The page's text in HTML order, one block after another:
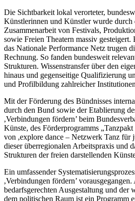
Die Sichtbarkeit lokal verorteter,
Künstlerinnen und Künstler wurde durch
Zusammenarbeit von Festivals,
sowie Freien Theatern massiv
das Nationale Performance Netz trugen
Rechnung. So fanden bundesweit
Strukturen. Wissenstransfer über den
hinaus und gegenseitige Qualifizierung
und Profilbildung zahlreicher
Mit der Förderung des Bündnisses
durch den Bund sowie der Etablierung
,Verbindungen fördern’ beim
Künste, des Förderprogramms
von ,explore dance – Netzwerk Tanz für
dieser überregionalen Arbeitspraxis und
Strukturen der freien darstellenden
Ein umfassender
,Verbindungen fördern’
bedarfsgerechten Ausgestaltung und der
dem politischen Raum ist ein Programm